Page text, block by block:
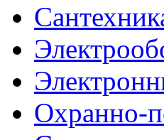
Охранно-